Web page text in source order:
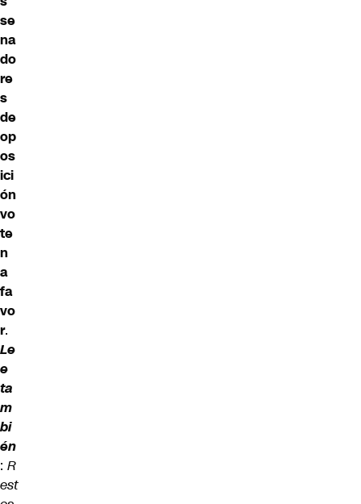
se
na
do
re
s
de
op
os
ici
ón
vo
te
n
a
fa
vo
r.
Le
e
ta
m
bi
én
: R
est